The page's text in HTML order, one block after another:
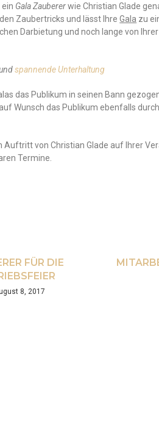
Gala Zaubererwie Christian Glade
Zaubertricks und lässt IhreGala zu
Darbietung und noch lange von
spannende Unterhaltung
das Publikum in seinen Bann
Wunsch das Publikum ebenfalls
von Christian Glade auf Ihrer
Termine.
FÜR DIE
8, 2017